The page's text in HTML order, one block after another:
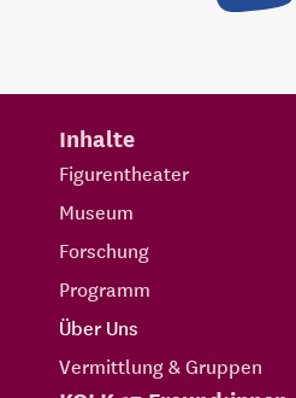
Inhalte
Figurentheater
Museum
Forschung
Programm
Über Uns
Vermittlung & Gruppen